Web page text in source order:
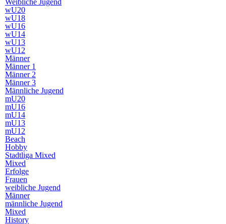
Weibliche Jugend
wU20
wU18
wU16
wU14
wU13
wU12
Männer
Männer 1
Männer 2
Männer 3
Männliche Jugend
mU20
mU16
mU14
mU13
mU12
Beach
Hobby
Stadtliga Mixed
Mixed
Erfolge
Frauen
weibliche Jugend
Männer
männliche Jugend
Mixed
History